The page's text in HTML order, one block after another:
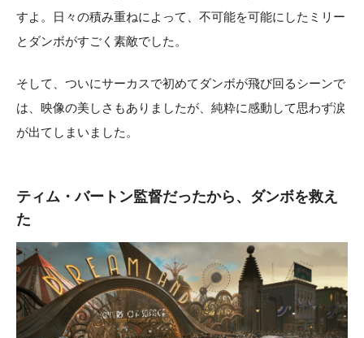
すよ。日々の積み重ねによって、不可能を可能にしたミリー
とダンボがすごく素敵でした。
そして、ついにサーカスで初めてダンボが飛び回るシーンで
は、映像の美しさもありましたが、純粋に感動して思わず涙
が出てしまいました。
ティム・バートン監督だったから、ダンボを救え
た